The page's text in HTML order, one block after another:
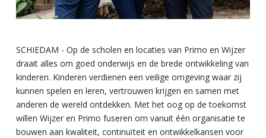
SCHIEDAM - Op de scholen en locaties van Primo en Wijzer
draait alles om goed onderwijs en de brede ontwikkeling van
kinderen. Kinderen verdienen een veilige omgeving waar zij
kunnen spelen en leren, vertrouwen krijgen en samen met
anderen de wereld ontdekken. Met het oog op de toekomst
willen Wijzer en Primo fuseren om vanuit één organisatie te
bouwen aan kwaliteit, continuïteit en ontwikkelkansen voor